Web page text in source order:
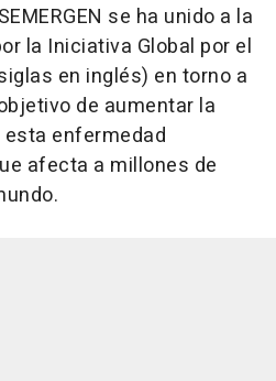
se ha unido a la
la Iniciativa Global por el
en inglés) en torno a
de aumentar la
enfermedad
afecta a millones de